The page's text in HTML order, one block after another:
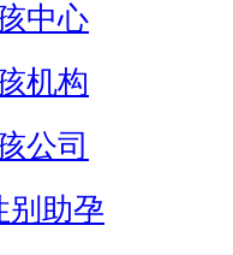
中心
机构
公司
别助孕